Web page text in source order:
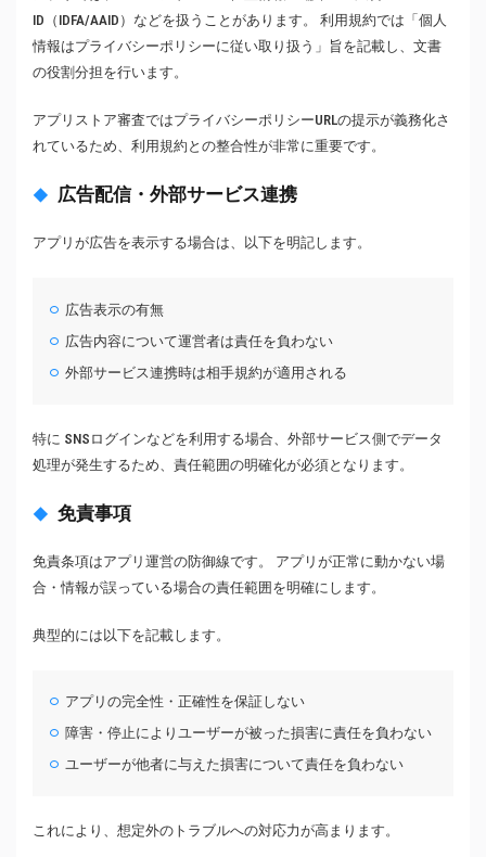
ID（IDFA/AAID）などを扱うことがあります。 利用規約では「個人
情報はプライバシーポリシーに従い取り扱う」旨を記載し、文書
の役割分担を行います。
アプリストア審査ではプライバシーポリシーURLの提示が義務化さ
れているため、利用規約との整合性が非常に重要です。
広告配信・外部サービス連携
アプリが広告を表示する場合は、以下を明記します。
広告表示の有無
広告内容について運営者は責任を負わない
外部サービス連携時は相手規約が適用される
特に SNSログインなどを利用する場合、外部サービス側でデータ
処理が発生するため、責任範囲の明確化が必須となります。
免責事項
免責条項はアプリ運営の防御線です。 アプリが正常に動かない場
合・情報が誤っている場合の責任範囲を明確にします。
典型的には以下を記載します。
アプリの完全性・正確性を保証しない
障害・停止によりユーザーが被った損害に責任を負わない
ユーザーが他者に与えた損害について責任を負わない
これにより、想定外のトラブルへの対応力が高まります。